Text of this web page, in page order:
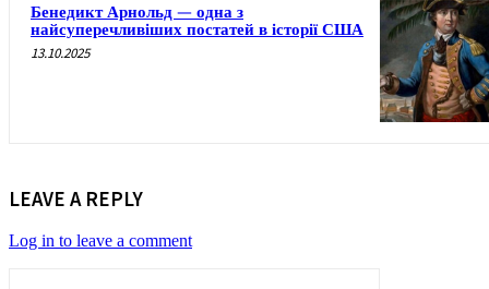
Бенедикт Арнольд — одна з
найсуперечливіших постатей в історії США
13.10.2025
LEAVE A REPLY
Log in to leave a comment